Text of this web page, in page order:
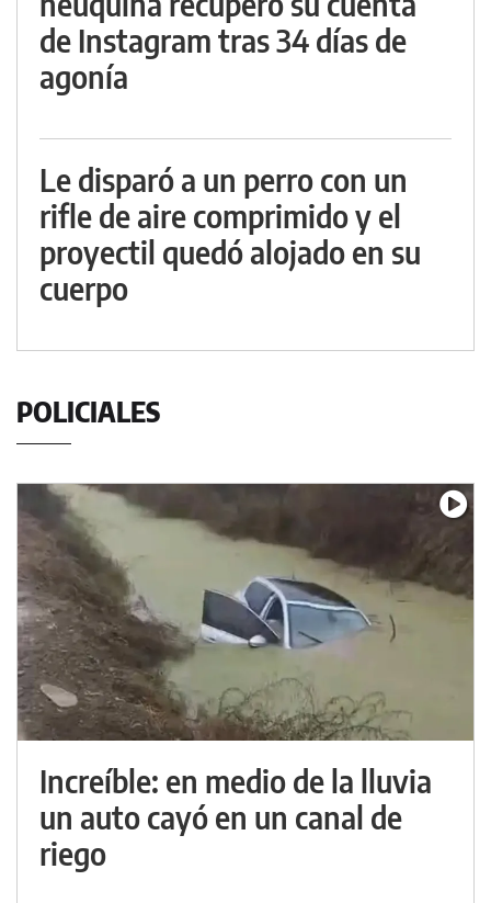
de Instagram tras 34 días de
agonía
Le disparó a un perro con un
rifle de aire comprimido y el
proyectil quedó alojado en su
cuerpo
POLICIALES
Increíble: en medio de la lluvia
un auto cayó en un canal de
riego